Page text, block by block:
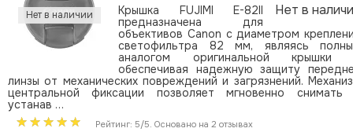
Нет в
Крышка FUJIMI E-82II
предназначена для
объективов Canon с диаметром
светофильтра 82 мм, являясь
аналогом оригинальной крышки
обеспечивая надежную защиту
линзы от механических повреждений и загрязнений.
центральной фиксации позволяет мгновенно снимать
устанав …
Рейтинг: 5/5. Основано на 2 отзывах